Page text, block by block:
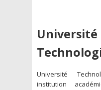
Université
Université
institution